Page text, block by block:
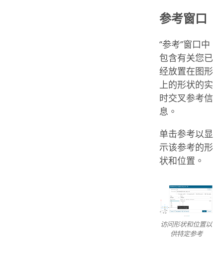
参考窗口
“参考”窗口中
包含有关您已
经放置在图形
上的形状的实
时交叉参考信
息。
单击参考以显
示该参考的形
状和位置。
访问形状和位置以
供特定参考